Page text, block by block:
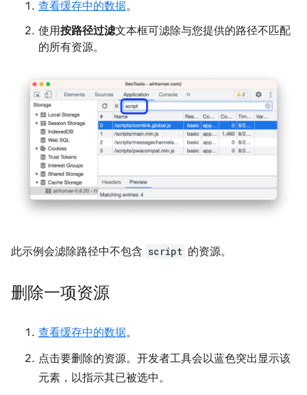
查看缓存中的数据。
使用按路径过滤文本框可滤除与您提供的路径不匹配
的所有资源。
此示例会滤除路径中不包含 script 的资源。
删除一项资源
查看缓存中的数据。
点击要删除的资源。开发者工具会以蓝色突出显示该
元素，以指示其已被选中。